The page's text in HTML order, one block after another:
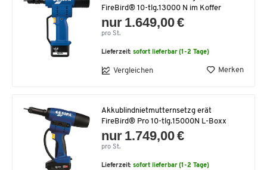
FireBird® 10-tlg.13000 N im Koffer
nur 1.649,00 €
pro St.
Lieferzeit:sofort lieferbar (1-2 Tage)
Vergleichen Merken
Akkublindnietmutternsetzg erät
FireBird® Pro 10-tlg.15000N L-Boxx
nur 1.749,00 €
pro St.
Lieferzeit:sofort lieferbar (1-2 Tage)